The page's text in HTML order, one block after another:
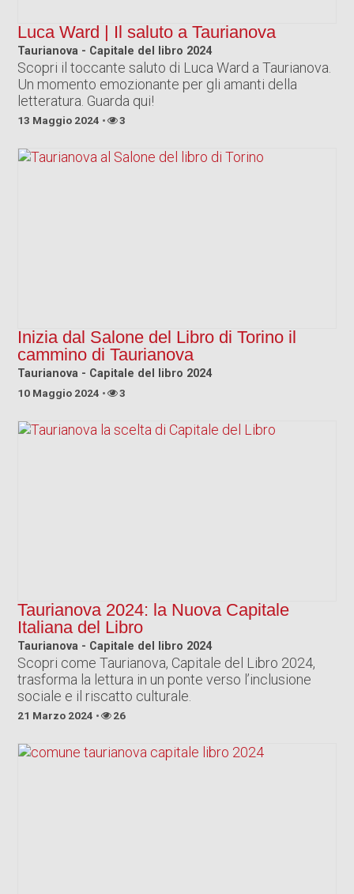
Luca Ward | Il saluto a Taurianova
Taurianova - Capitale del libro 2024
Scopri il toccante saluto di Luca Ward a Taurianova.
Un momento emozionante per gli amanti della
letteratura. Guarda qui!
13 Maggio 2024 3
Inizia dal Salone del Libro di Torino il
cammino di Taurianova
Taurianova - Capitale del libro 2024
10 Maggio 2024 3
Taurianova 2024: la Nuova Capitale
Italiana del Libro
Taurianova - Capitale del libro 2024
Scopri come Taurianova, Capitale del Libro 2024,
trasforma la lettura in un ponte verso l’inclusione
sociale e il riscatto culturale.
21 Marzo 2024 26